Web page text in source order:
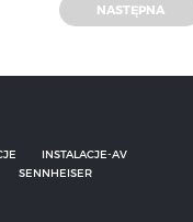
NASTĘPNA
INSTALACJE-AV
SENNHEISER